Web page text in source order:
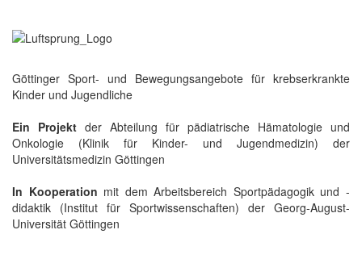
Göttinger Sport- und Bewegungsangebote für krebserkrankte
Kinder und Jugendliche
Ein Projekt der Abteilung für pädiatrische Hämatologie und
Onkologie (Klinik für Kinder- und Jugendmedizin) der
Universitätsmedizin Göttingen
In Kooperation mit dem Arbeitsbereich Sportpädagogik und -
didaktik (Institut für Sportwissenschaften) der Georg-August-
Universität Göttingen